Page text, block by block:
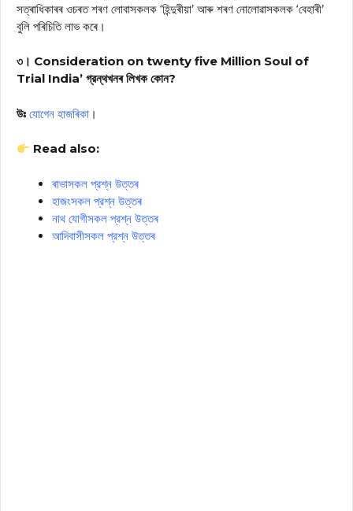
সত্ৰাধিকাৰৰ ওচৰত শৰণ লোবাসকলক ‘হিন্দুৰীয়া’ আৰু শৰণ নোলোৱাসকলক ‘বেহাৰী’
বুলি পৰিচিতি লাভ কৰে।
৩। Consideration on twenty five Million Soul of
Trial India’ গ্রন্থখনৰ লিখক কোন?
উঃ যোগেন হাজৰিকা ।
Read also:
ৰাভাসকল প্রশ্ন উত্তৰ
হাজংসকল প্রশ্ন উত্তৰ
নাথ যোগীসকল প্রশ্ন উত্তৰ
আদিবাসীসকল প্রশ্ন উত্তৰ